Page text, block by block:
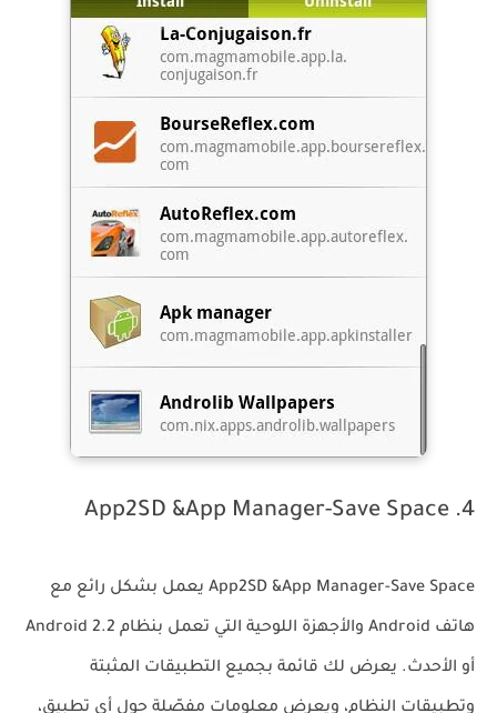
4. App2SD &App Manager-Save Space
App2SD &App Manager-Save Space يعمل بشكل رائع مع
هاتف Android والأجهزة اللوحية التي تعمل بنظام Android 2.2
أو الأحدث. يعرض لك قائمة بجميع التطبيقات المثبتة
وتطبيقات النظام، ويعرض معلومات مفصّلة حول أي تطبيق،